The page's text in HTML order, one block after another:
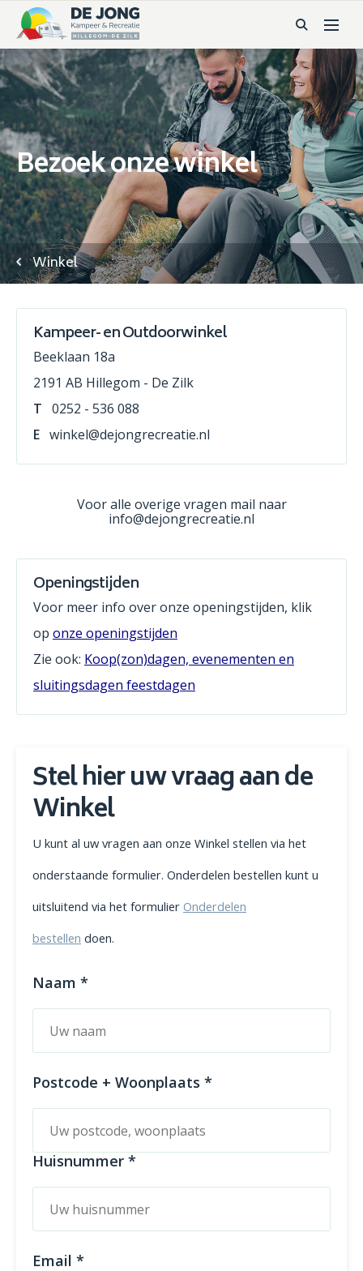
Bezoek onze winkel
Winkel
Kampeer- en Outdoorwinkel
Beeklaan 18a
2191 AB Hillegom - De Zilk
T 0252 - 536 088
E winkel@dejongrecreatie.nl
Voor alle overige vragen mail naar
info@dejongrecreatie.nl
Openingstijden
Voor meer info over onze openingstijden, klik
op onze openingstijden
Zie ook: Koop(zon)dagen, evenementen en
sluitingsdagen feestdagen
Stel hier uw vraag aan de
Winkel
U kunt al uw vragen aan onze Winkel stellen via het
onderstaande formulier. Onderdelen bestellen kunt u
uitsluitend via het formulier Onderdelen
bestellen doen.
Naam *
Postcode + Woonplaats *
Huisnummer *
Email *